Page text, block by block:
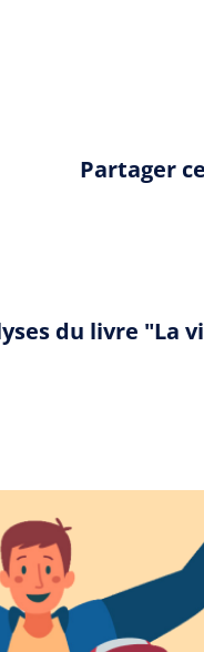
Partager
du livre "La